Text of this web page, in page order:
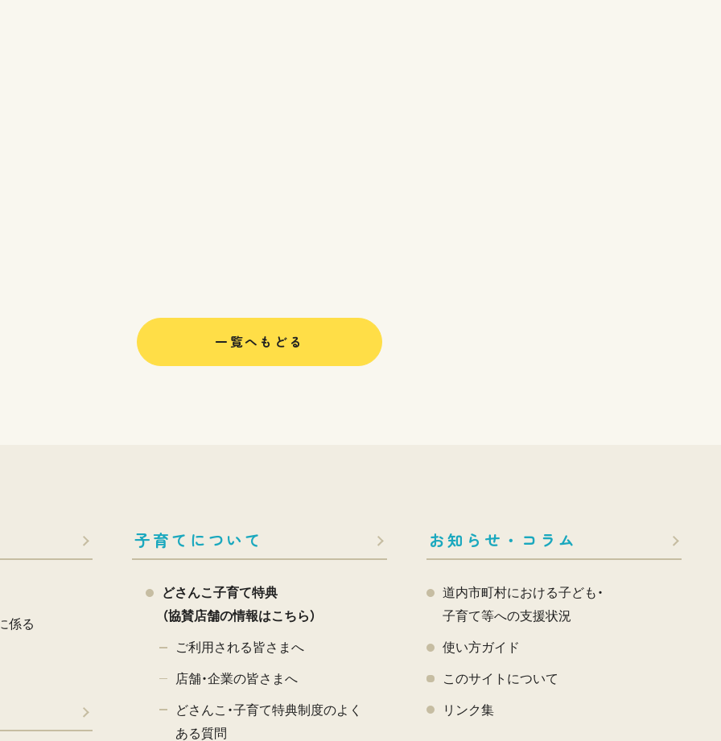
一覧へもどる
係る
子育てについて
どさんこ子育て特典
（協賛店舗の情報はこちら）
ご利用される皆さまへ
店舗・企業の皆さまへ
どさんこ・子育て特典制度のよく
ある質問
お知らせ・コラム
道内市町村における子ども・
子育て等への支援状況
使い方ガイド
このサイトについて
リンク集